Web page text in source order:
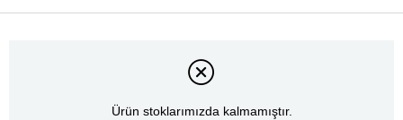
Ürün stoklarımızda kalmamıştır.